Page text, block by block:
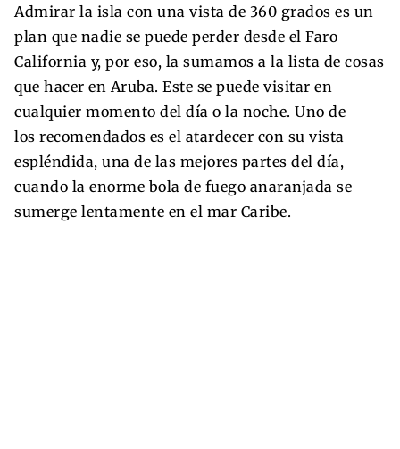
Admirar la isla con una vista de 360 grados es un
plan que nadie se puede perder desde el Faro
California y, por eso, la sumamos a la lista de cosas
que hacer en Aruba. Este se puede visitar en
cualquier momento del día o la noche. Uno de
los recomendados es el atardecer con su vista
espléndida, una de las mejores partes del día,
cuando la enorme bola de fuego anaranjada se
sumerge lentamente en el mar Caribe.